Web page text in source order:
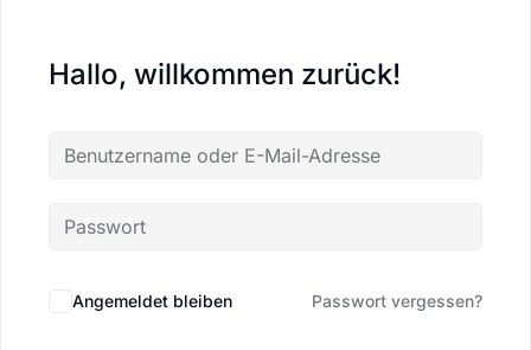
Hallo, willkommen zurück!
Angemeldet bleiben Passwort vergessen?